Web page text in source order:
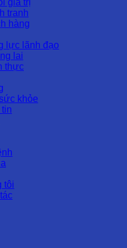
giá trị
tranh
hàng
lực lãnh đạo
lai
thực
khỏe
tôi